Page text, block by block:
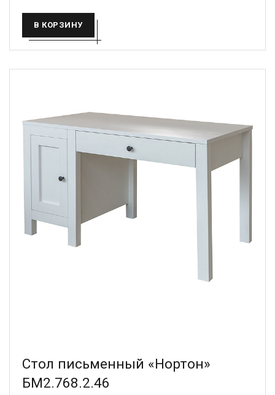
В КОРЗИНУ
Стол письменный «Нортон»
БМ2.768.2.46